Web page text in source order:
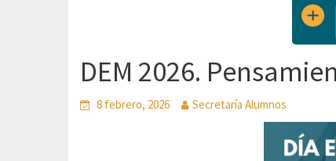
DEM 2026.
8 febrero, 2026 Secretaría Alumnos